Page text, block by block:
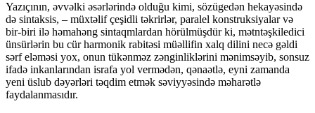
Yazıçının, əvvəlki əsərlərində olduğu kimi, sözügedən hekayəsində
də sintaksis, – müxtəlif çeşidli təkrirlər, paralel konstruksiyalar və
bir-biri ilə həmahəng sintaqmlardan hörülmüşdür ki, mətntəşkiledici
ünsürlərin bu cür harmonik rabitəsi müəllifin xalq dilini necə gəldi
sərf eləməsi yox, onun tükənməz zənginliklərini mənimsəyib, sonsuz
ifadə inkanlarından israfa yol vermədən, qənaətlə, eyni zamanda
yeni üslub dəyərləri təqdim etmək səviyyəsində məharətlə
faydalanmasıdır.